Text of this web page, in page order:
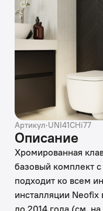
Артикул·UNI41CHi77
Описание
Хромированная
базовый комплект
подходит ко всем
инсталляции
до 2014 года (см.